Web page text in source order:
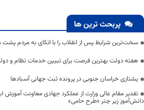
پربحث ترین ها
سخت‌ترین شرایط پس از انقلاب را با اتکای به مردم
هفته دولت بهترین فرصت برای تبیین خدمات نظام و
یشتازی خراسان جنوبی در پرونده ثبت جهانی آسبادها
دانش‌آموز زیر چتر «طرح حامی»